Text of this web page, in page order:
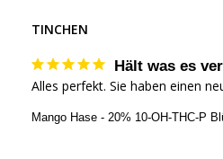
TINCHEN
Hält was es
Alles perfekt. Sie haben einen
Mango Hase - 20% 10-OH-THC-P